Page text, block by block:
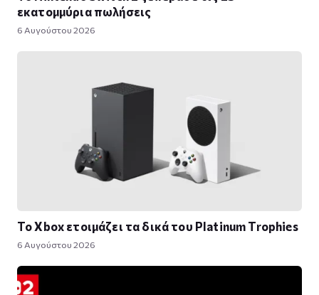
εκατομμύρια πωλήσεις
6 Αυγούστου 2026
Το Xbox ετοιμάζει τα δικά του Platinum Trophies
6 Αυγούστου 2026